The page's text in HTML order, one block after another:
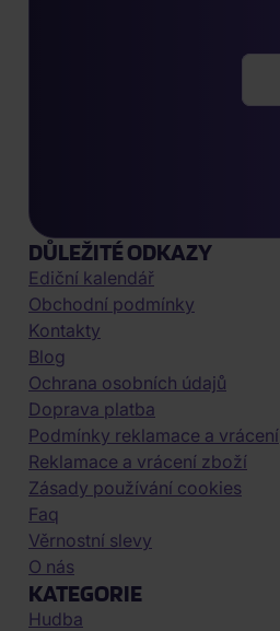
DŮLEŽITÉ ODKAZY
Ediční kalendář
Obchodní podmínky
Kontakty
Blog
Ochrana osobních údajů
Doprava platba
Podmínky reklamace a vrácení
Reklamace a vrácení zboží
Zásady používání cookies
Faq
Věrnostní slevy
O nás
KATEGORIE
Hudba